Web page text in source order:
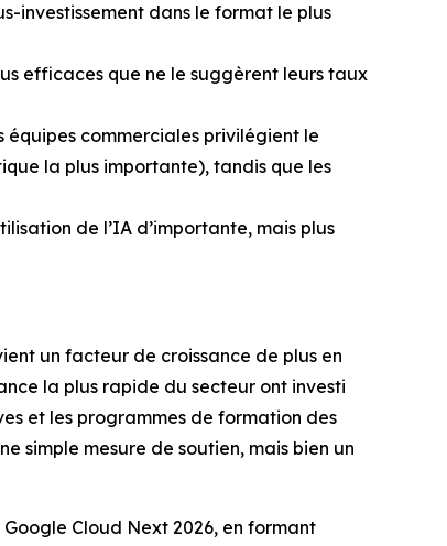
investissement dans le format le plus
efficaces que ne le suggèrent leurs taux
équipes commerciales privilégient le
la plus importante), tandis que les
de l’IA d’importante, mais plus
un facteur de croissance de plus en
la plus rapide du secteur ont investi
et les programmes de formation des
simple mesure de soutien, mais bien un
Cloud Next 2026, en formant